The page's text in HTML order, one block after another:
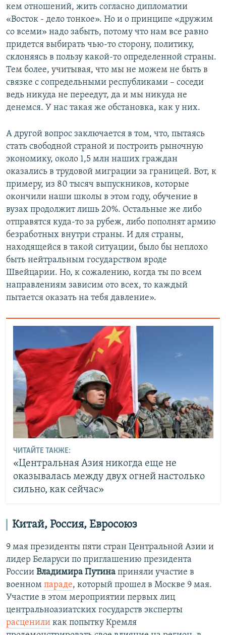
кем отношений, жить согласно дипломатии
«Восток - дело тонкое». Но и о принципе «дружим
со всеми» надо забыть, потому что нам все равно
придется выбирать чью-то сторону, политику,
склоняясь в пользу какой-то определенной страны.
Тем более, учитывая, что мы не можем не быть в
связке с сопредельными республиками – соседи
ведь никуда не переедут, да и мы никуда не
денемся. У нас такая же обстановка, как у них.
А другой вопрос заключается в том, что, пытаясь
стать свободной страной и построить рыночную
экономику, около 1,5 млн наших граждан
оказались в трудовой миграции за границей. Вот, к
примеру, из 80 тысяч выпускников, которые
окончили наши школы в этом году, обучение в
вузах продолжит лишь 20%. Остальные же либо
отправятся куда-то за рубеж, либо пополнят армию
безработных внутри страны. И для страны,
находящейся в такой ситуации, было бы неплохо
быть нейтральным государством вроде
Швейцарии. Но, к сожалению, когда ты по всем
направлениям зависим ото всех, то каждый
пытается оказать на тебя давление».
ЧИТАЙТЕ ТАКЖЕ:
«Центральная Азия никогда еще не
оказывалась между двух огней настолько
сильно, как сейчас»
Китай, Россия, Евросоюз
9 мая президенты пяти стран Центральной Азии и
лидер Беларуси по приглашению президента
России Владимира Путина приняли участие в
военном параде, который прошел в Москве 9 мая.
Участие в этом мероприятии первых лиц
центральноазиатских государств эксперты
расценили как попытку Кремля